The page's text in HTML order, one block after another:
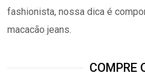
fashionista, nossa dica é
macacão jeans.
COMPRE